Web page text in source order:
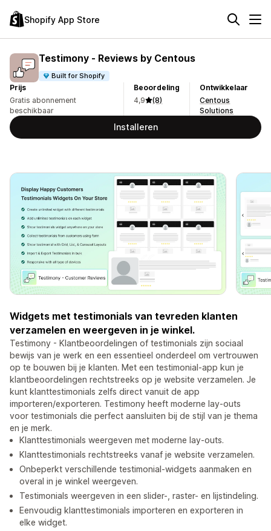
Shopify App Store
Testimony ‑ Reviews by Centous
Built for Shopify
Prijs
Gratis abonnement
beschikbaar
Beoordeling
4,9
(8)
Ontwikkelaar
Centous
Solutions
Installeren
Widgets met testimonials van tevreden klanten
verzamelen en weergeven in je winkel.
Testimony - Klantbeoordelingen of testimonials zijn sociaal
bewijs van je werk en een essentieel onderdeel om vertrouwen
op te bouwen bij je klanten. Met een testimonial-app kun je
klantbeoordelingen rechtstreeks op je website verzamelen. Je
kunt klanttestimonials zelfs direct vanuit de app
importeren/exporteren. Testimony heeft moderne lay-outs
voor testimonials die perfect aansluiten bij de stijl van je thema
en je merk.
Klanttestimonials weergeven met moderne lay-outs.
Klanttestimonials rechtstreeks vanaf je website verzamelen.
Onbeperkt verschillende testimonial-widgets aanmaken en
overal in je winkel weergeven.
Testimonials weergeven in een slider-, raster- en lijstindeling.
Eenvoudig klanttestimonials importeren en exporteren in
elke widget.